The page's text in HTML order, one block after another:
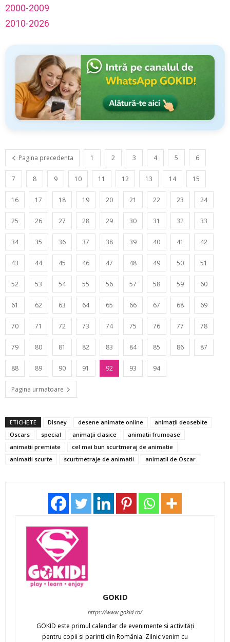
2000-2009
2010-2026
Pagina precedenta 1 2 3 4 5 6
7 8 9 10 11 12 13 14 15
16 17 18 19 20 21 22 23 24
25 26 27 28 29 30 31 32 33
34 35 36 37 38 39 40 41 42
43 44 45 46 47 48 49 50 51
52 53 54 55 56 57 58 59 60
61 62 63 64 65 66 67 68 69
70 71 72 73 74 75 76 77 78
79 80 81 82 83 84 85 86 87
88 89 90 91 92 93 94
Pagina urmatoare
ETICHETE Disney desene animate online
animaţii deosebite
Oscars
special animații clasice
animatii frumoase
animații premiate
cel mai bun scurtmeraj de animatie
animatii scurte
scurtmetraje de animatii animatii de Oscar
GOKID
https://www.gokid.ro/
GOKID este primul calendar de evenimente si activităţi
pentru copii si parinti din România. Zilnic venim cu